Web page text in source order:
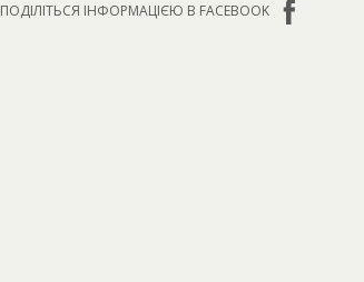
ПОДІЛІТЬСЯ ІНФОРМАЦІЄЮ В FACEBOOK